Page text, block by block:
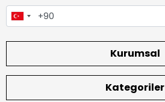
Kurumsal
Kategoriler